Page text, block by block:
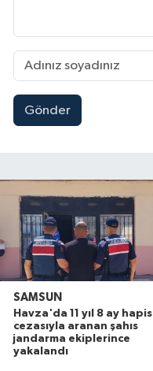
Gönder
SAMSUN
Havza'da 11 yıl 8 ay hapis
cezasıyla aranan şahıs
jandarma ekiplerince
yakalandı